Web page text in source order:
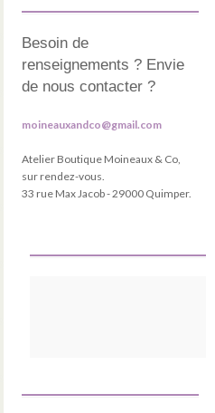
Besoin de
renseignements ? Envie
de nous contacter ?
moineauxandco@gmail.com
Atelier Boutique Moineaux & Co,
sur rendez-vous.
33 rue Max Jacob - 29000 Quimper.